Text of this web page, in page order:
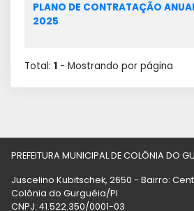
PLANO DE CONTRATAÇÃO
2025
Total: 1 - Mostrando por página
PREFEITURA MUNICIPAL DE COLÔNIA DO
Juscelino Kubitschek, 2650 - Bairro:
Colônia do Gurguéia/PI
CNPJ: 41.522.350/0001-03